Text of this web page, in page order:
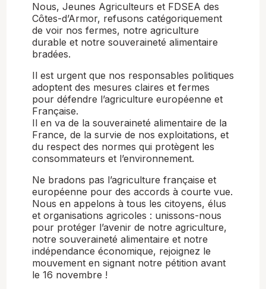
Nous, Jeunes Agriculteurs et FDSEA des
Côtes-d’Armor, refusons catégoriquement
de voir nos fermes, notre agriculture
durable et notre souveraineté alimentaire
bradées.
Il est urgent que nos responsables politiques
adoptent des mesures claires et fermes
pour défendre l’agriculture européenne et
Française.
Il en va de la souveraineté alimentaire de la
France, de la survie de nos exploitations, et
du respect des normes qui protègent les
consommateurs et l’environnement.
Ne bradons pas l’agriculture française et
européenne pour des accords à courte vue.
Nous en appelons à tous les citoyens, élus
et organisations agricoles : unissons-nous
pour protéger l’avenir de notre agriculture,
notre souveraineté alimentaire et notre
indépendance économique, rejoignez le
mouvement en signant notre pétition avant
le 16 novembre !